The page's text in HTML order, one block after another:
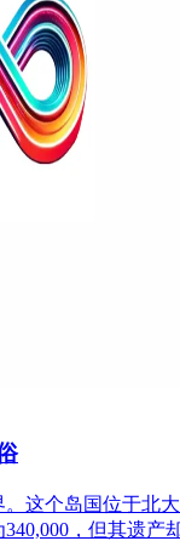
这个岛国位于北
，但其遗产